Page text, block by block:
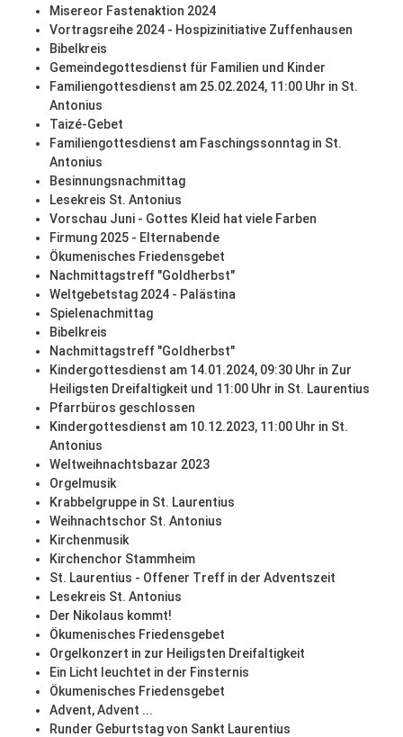
Misereor Fastenaktion 2024
Vortragsreihe 2024 - Hospizinitiative Zuffenhausen
Bibelkreis
Gemeindegottesdienst für Familien und Kinder
Familiengottesdienst am 25.02.2024, 11:00 Uhr in St.
Antonius
Taizé-Gebet
Familiengottesdienst am Faschingssonntag in St.
Antonius
Besinnungsnachmittag
Lesekreis St. Antonius
Vorschau Juni - Gottes Kleid hat viele Farben
Firmung 2025 - Elternabende
Ökumenisches Friedensgebet
Nachmittagstreff "Goldherbst"
Weltgebetstag 2024 - Palästina
Spielenachmittag
Bibelkreis
Nachmittagstreff "Goldherbst"
Kindergottesdienst am 14.01.2024, 09:30 Uhr in Zur
Heiligsten Dreifaltigkeit und 11:00 Uhr in St. Laurentius
Pfarrbüros geschlossen
Kindergottesdienst am 10.12.2023, 11:00 Uhr in St.
Antonius
Weltweihnachtsbazar 2023
Orgelmusik
Krabbelgruppe in St. Laurentius
Weihnachtschor St. Antonius
Kirchenmusik
Kirchenchor Stammheim
St. Laurentius - Offener Treff in der Adventszeit
Lesekreis St. Antonius
Der Nikolaus kommt!
Ökumenisches Friedensgebet
Orgelkonzert in zur Heiligsten Dreifaltigkeit
Ein Licht leuchtet in der Finsternis
Ökumenisches Friedensgebet
Advent, Advent ...
Runder Geburtstag von Sankt Laurentius